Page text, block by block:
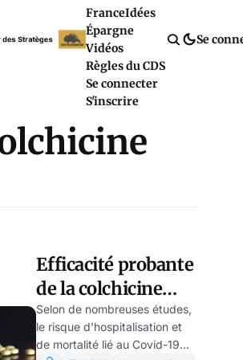
FranceIdées
Épargne
Vidéos
Règles du CDS
Se connecter
S'inscrire
Se
Efficacité probante
de la colchicine
contre les formes
sévères du Covid,
Selon de nombreuses études,
le risque d’hospitalisation et
de mortalité lié au Covid-19